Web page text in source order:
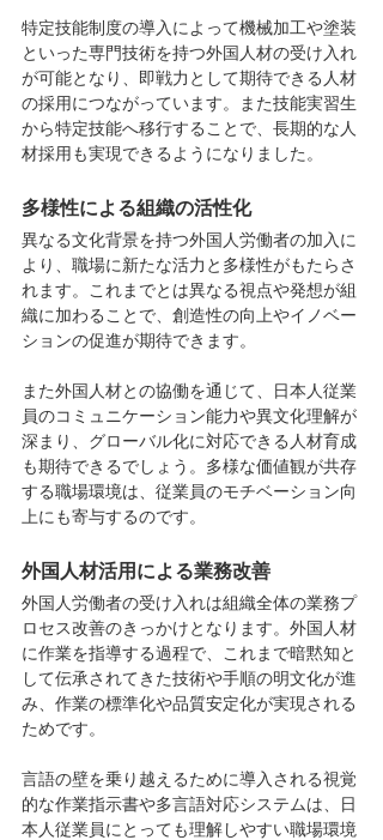
特定技能制度の導入によって機械加工や塗装
といった専門技術を持つ外国人材の受け入れ
が可能となり、即戦力として期待できる人材
の採用につながっています。また技能実習生
から特定技能へ移行することで、長期的な人
材採用も実現できるようになりました。
多様性による組織の活性化
異なる文化背景を持つ外国人労働者の加入に
より、職場に新たな活力と多様性がもたらさ
れます。これまでとは異なる視点や発想が組
織に加わることで、創造性の向上やイノベー
ションの促進が期待できます。
また外国人材との協働を通じて、日本人従業
員のコミュニケーション能力や異文化理解が
深まり、グローバル化に対応できる人材育成
も期待できるでしょう。多様な価値観が共存
する職場環境は、従業員のモチベーション向
上にも寄与するのです。
外国人材活用による業務改善
外国人労働者の受け入れは組織全体の業務プ
ロセス改善のきっかけとなります。外国人材
に作業を指導する過程で、これまで暗黙知と
して伝承されてきた技術や手順の明文化が進
み、作業の標準化や品質安定化が実現される
ためです。
言語の壁を乗り越えるために導入される視覚
的な作業指示書や多言語対応システムは、日
本人従業員にとっても理解しやすい職場環境